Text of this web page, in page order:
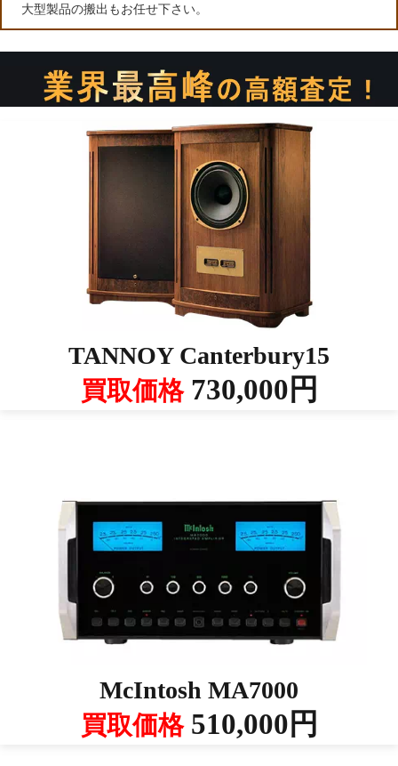
大型製品の搬出もお任せ下さい。
TANNOY Canterbury15
買取価格730,000円
McIntosh MA7000
買取価格510,000円